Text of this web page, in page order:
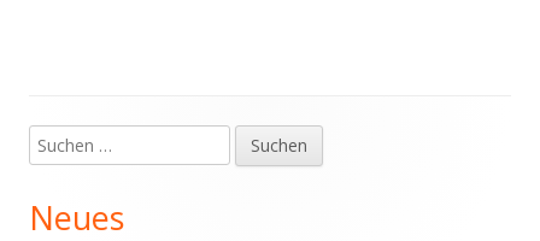
Haupt-
Seitenleiste
Suchen
nach:
Neues